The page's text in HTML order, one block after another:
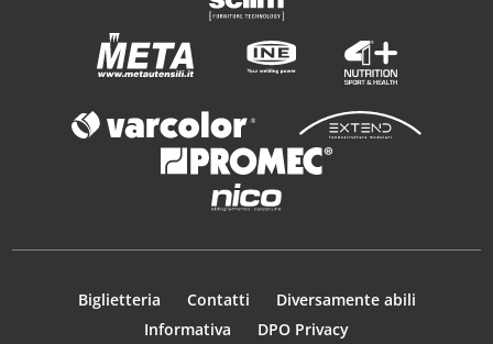
Biglietteria Contatti
Diversamente abili
Informativa
DPO Privacy